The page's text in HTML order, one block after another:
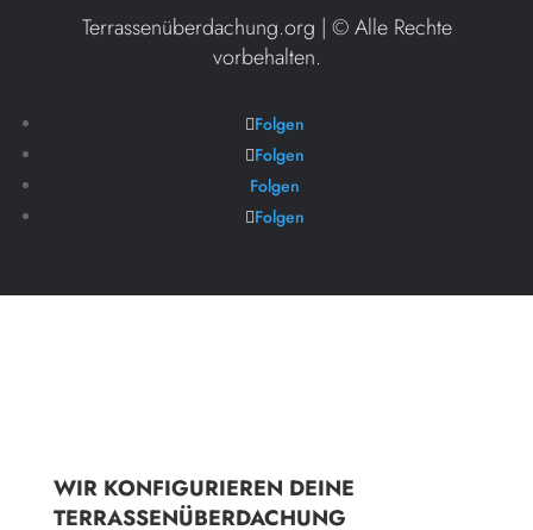
Terrassenüberdachung.org | ©Alle Rechte
vorbehalten.
Folgen
Folgen
Folgen
Folgen
WIR KONFIGURIEREN DEINE
TERRASSENÜBERDACHUNG